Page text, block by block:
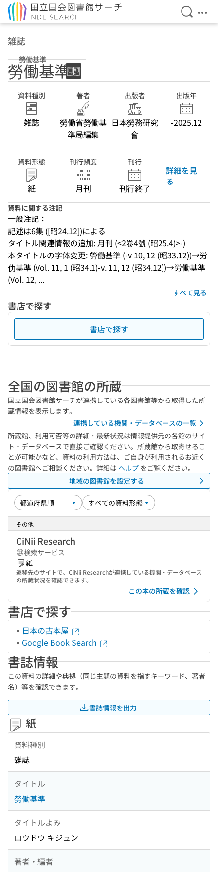
検索を
メ
雑誌
勞働基準
勞働基準
資料種別
雑誌
著者
勞働省勞働基
準局編集
出版者
日本勞務研究
會
出版年
-2025.12
資料形態
紙
刊行頻度
月刊
刊行
刊行終了
詳細を見
る
資料に関する注記
一般注記：
記述は6集 ([昭24.12])による
タイトル関連情報の追加: 月刊 (<2卷4號 (昭25.4)>-)
本タイトルの字体変更: 勞働基準 (-v 10, 12 (昭33.12))→労
仂基準 (Vol. 11, 1 (昭34.1)-v. 11, 12 (昭34.12))→労働基準
(Vol. 12, ...
すべて見る
書店で探す
書店で探す
全国の図書館の所蔵
国立国会図書館サーチが連携している各図書館等から取得した所
蔵情報を表示します。
連携している機関・データベースの一覧
所蔵館、利用可否等の詳細・最新状況は情報提供元の各館のサイ
ト・データベースで直接ご確認ください。所蔵館から取寄せるこ
とが可能かなど、資料の利用方法は、ご自身が利用されるお近く
の図書館へご相談ください。詳細は ヘルプ をご覧ください。
地域の図書館を設定する
その他
CiNii Research
検索サービス
紙
遷移先のサイトで、CiNii Researchが連携している機関・データベース
の所蔵状況を確認できます。
この本の所蔵を確認
書店で探す
日本の古本屋
Google Book Search
書誌情報
この資料の詳細や典拠（同じ主題の資料を指すキーワード、著者
名）等を確認できます。
書誌情報を出力
紙
資料種別
雑誌
タイトル
勞働基準
タイトルよみ
ロウドウ キジュン
著者・編者